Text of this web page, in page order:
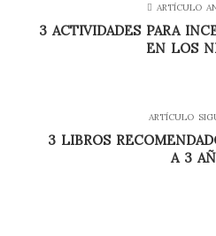
ARTÍCULO
3 ACTIVIDADES PARA
EN LOS
ARTÍCULO
3 LIBROS
A 3